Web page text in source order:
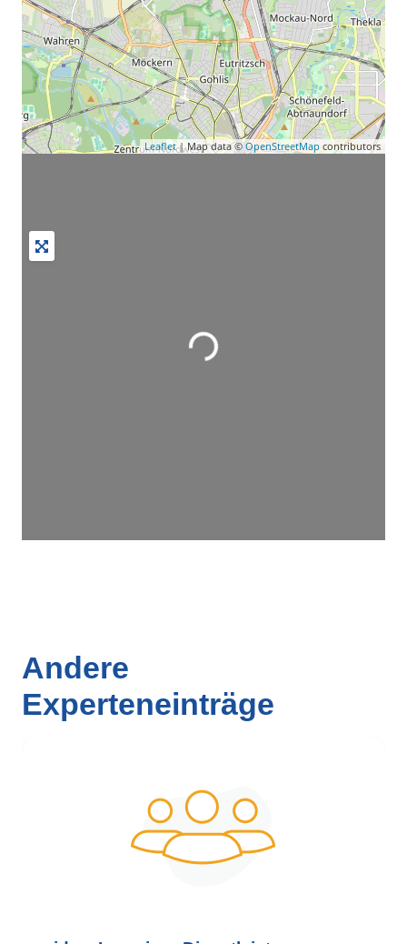
Leaflet| Map data ©OpenStreetMapcontributors
Wird geladen …
Andere
Experteneinträge